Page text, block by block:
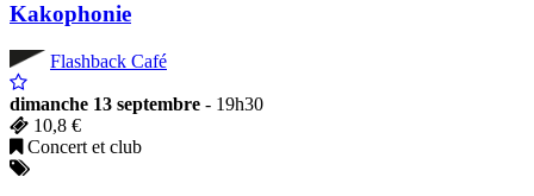
Kakophonie
Flashback Café
dimanche 13 septembre - 19h30
10,8 €
Concert et club